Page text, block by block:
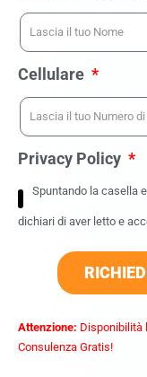
Cellulare
Privacy Policy
Spuntando la casella
dichiari di aver letto e
Attenzione: Disponibilità
Consulenza Gratis!